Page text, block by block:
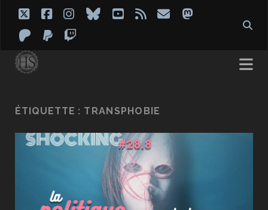
twitterfacebook
instagram
blueskyyoutube
rss emailmastodon
patreon
paypal
ÉTIQUETTE : TRANSPHOBIE